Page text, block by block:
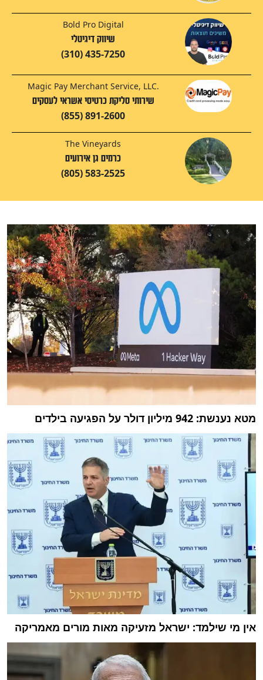
Bold Pro Digital
שיווק דיגיטלי
(310) 435-7250
Magic Pay Merchant Service, LLC.
שירותי סליקת כרטיסי אשראי לעסקים
(855) 891-2600
The Vineyards
כרמים גן אירועים
(805) 583-2525
מטא נענשת: 942 מיליון דולר על הפגיעה בילדים
אין מי שילמד: ישראל מזעיקה מאות מורים מאמריקה